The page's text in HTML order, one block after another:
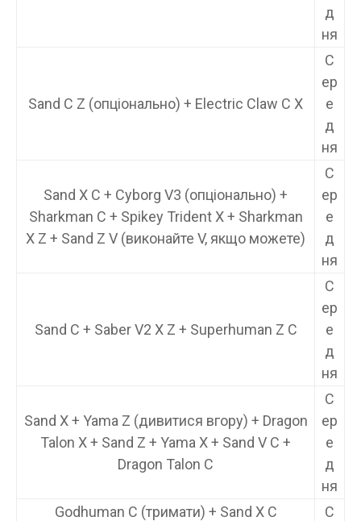
д
ня
Sand C Z (опціонально) + Electric Claw C X
С
ер
е
д
ня
Sand X C + Cyborg V3 (опціонально) +
Sharkman C + Spikey Trident X + Sharkman
X Z + Sand Z V (виконайте V, якщо можете)
С
ер
е
д
ня
Sand C + Saber V2 X Z + Superhuman Z C
С
ер
е
д
ня
Sand X + Yama Z (дивитися вгору) + Dragon
Talon X + Sand Z + Yama X + Sand V C +
Dragon Talon C
С
ер
е
д
ня
Godhuman C (тримати) + Sand X C
С